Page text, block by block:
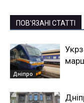
ПОВ'ЯЗАНІ СТАТТІ
Дніпро